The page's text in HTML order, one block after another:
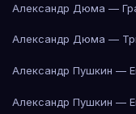
Александр Дюма —
Александр Дюма —
Александр Пушкин —
Александр Пушкин —